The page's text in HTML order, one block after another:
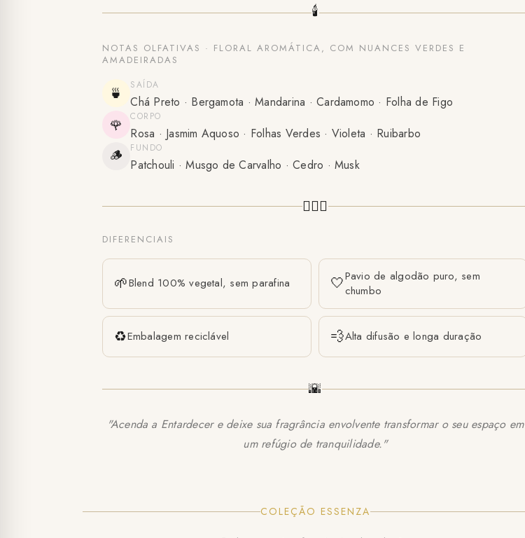
🕯️
NOTAS OLFATIVAS · FLORAL AROMÁTICA, COM NUANCES VERDES E
AMADEIRADAS
🍵 SAÍDA
Chá Preto · Bergamota · Mandarina · Cardamomo · Folha de Figo
🌹 CORPO
Rosa · Jasmim Aquoso · Folhas Verdes · Violeta · Ruibarbo
🪵 FUNDO
Patchouli · Musgo de Carvalho · Cedro · Musk
🧚🏻‍♀️
DIFERENCIAIS
🌱Blend 100% vegetal, sem parafina 🤍Pavio de algodão puro, sem
chumbo
♻️Embalagem reciclável 💨Alta difusão e longa duração
🌇
"Acenda a Entardecer e deixe sua fragrância envolvente transformar o seu espaço em
um refúgio de tranquilidade."
COLEÇÃO ESSENZA